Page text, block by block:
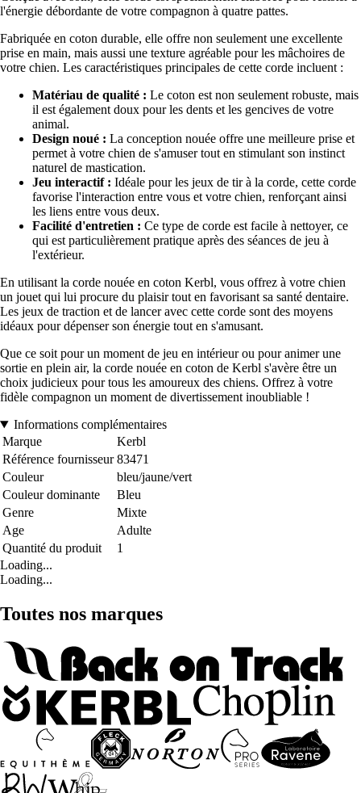
l'énergie débordante de votre compagnon à quatre pattes.
Fabriquée en coton durable, elle offre non seulement une excellente
prise en main, mais aussi une texture agréable pour les mâchoires de
votre chien. Les caractéristiques principales de cette corde incluent :
Matériau de qualité : Le coton est non seulement robuste, mais
il est également doux pour les dents et les gencives de votre
animal.
Design noué : La conception nouée offre une meilleure prise et
permet à votre chien de s'amuser tout en stimulant son instinct
naturel de mastication.
Jeu interactif : Idéale pour les jeux de tir à la corde, cette corde
favorise l'interaction entre vous et votre chien, renforçant ainsi
les liens entre vous deux.
Facilité d'entretien : Ce type de corde est facile à nettoyer, ce
qui est particulièrement pratique après des séances de jeu à
l'extérieur.
En utilisant la corde nouée en coton Kerbl, vous offrez à votre chien
un jouet qui lui procure du plaisir tout en favorisant sa santé dentaire.
Les jeux de traction et de lancer avec cette corde sont des moyens
idéaux pour dépenser son énergie tout en s'amusant.
Que ce soit pour un moment de jeu en intérieur ou pour animer une
sortie en plein air, la corde nouée en coton de Kerbl s'avère être un
choix judicieux pour tous les amoureux des chiens. Offrez à votre
fidèle compagnon un moment de divertissement inoubliable !
Informations complémentaires
Marque
Kerbl
Référence fournisseur 83471
Couleur
bleu/jaune/vert
Couleur dominante
Bleu
Genre
Mixte
Age
Adulte
Quantité du produit
1
Loading...
Loading...
Toutes nos marques